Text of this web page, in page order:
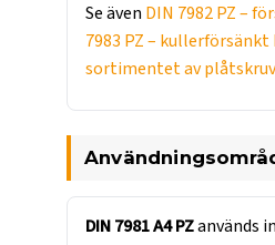
Se även DIN 7982 PZ –
7983 PZ – kullerförsänkt
sortimentet av plåtskruv
DIN 7981 A4 PZanvänds